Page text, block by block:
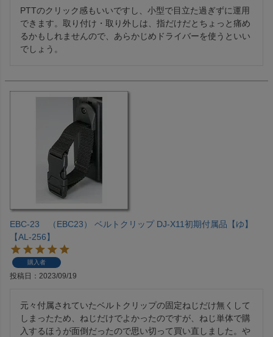
PTTのクリック感もいいですし、小型で目立た過ぎずに運用
できます。取り付け・取り外しは、指だけだとちょっと痛め
るかもしれませんので、あらかじめドライバーを使うといい
でしょう。
EBC-23 （EBC23） ベルトクリップ DJ-X11初期付属品【ゆ】
【AL-256】
購入者
投稿日 2023/09/19
元々付属されていたベルトクリップの固定ねじだけ無くして
しまったため、ねじだけでよかったのですが、ねじ単体で購
入するほうが面倒だったので思い切って買い直しました。や